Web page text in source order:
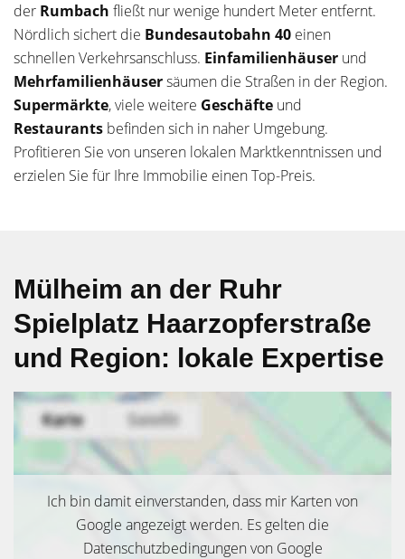
der Rumbach fließt nur wenige hundert Meter entfernt.
Nördlich sichert die Bundesautobahn 40 einen
schnellen Verkehrsanschluss. Einfamilienhäuser und
Mehrfamilienhäusersäumen die Straßen in der Region.
Supermärkte, viele weitere Geschäfte und
Restaurants befinden sich in naher Umgebung.
Profitieren Sie von unseren lokalen Marktkenntnissen und
erzielen Sie für Ihre Immobilie einen Top-Preis.
Mülheim an der Ruhr
Spielplatz Haarzopferstraße
und Region: lokale Expertise
Ich bin damit einverstanden, dass mir Karten von
Google angezeigt werden. Es gelten die
Datenschutzbedingungen von Google